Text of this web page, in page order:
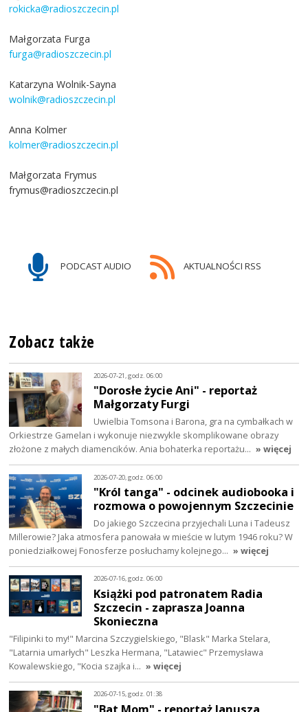
rokicka@radioszczecin.pl
Małgorzata Furga
furga@radioszczecin.pl
Katarzyna Wolnik-Sayna
wolnik@radioszczecin.pl
Anna Kolmer
kolmer@radioszczecin.pl
Małgorzata Frymus
frymus@radioszczecin.pl
PODCAST AUDIO AKTUALNOŚCI RSS
Zobacz także
2026-07-21, godz. 06:00
"Dorosłe życie Ani" - reportaż
Małgorzaty Furgi
Uwielbia Tomsona i Barona, gra na cymbałkach w
Orkiestrze Gamelan i wykonuje niezwykle skomplikowane obrazy
złożone z małych diamencików. Ania bohaterka reportażu… » więcej
2026-07-20, godz. 06:00
"Król tanga" - odcinek audiobooka i
rozmowa o powojennym Szczecinie
Do jakiego Szczecina przyjechali Luna i Tadeusz
Millerowie? Jaka atmosfera panowała w mieście w lutym 1946 roku? W
poniedziałkowej Fonosferze posłuchamy kolejnego… » więcej
2026-07-16, godz. 06:00
Książki pod patronatem Radia
Szczecin - zaprasza Joanna
Skonieczna
"Filipinki to my!" Marcina Szczygielskiego, "Blask" Marka Stelara,
"Latarnia umarłych" Leszka Hermana, "Latawiec" Przemysława
Kowalewskiego, "Kocia szajka i… » więcej
2026-07-15, godz. 01:38
"Bat Mom" - reportaż Janusza